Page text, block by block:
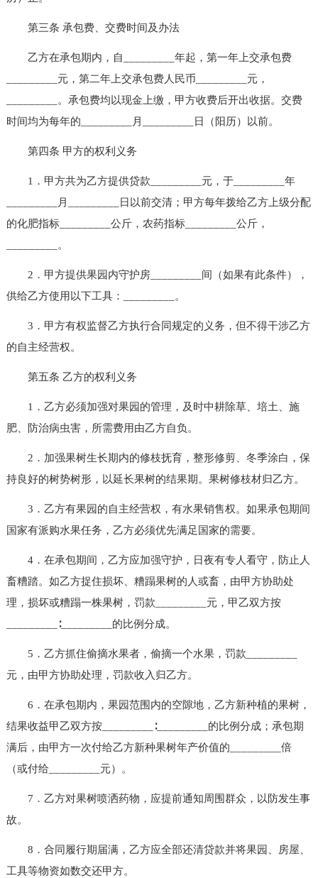
第三条 承包费、交费时间及办法
乙方在承包期内，自_________年起，第一年上交承包费
_________元，第二年上交承包费人民币_________元，
_________。承包费均以现金上缴，甲方收费后开出收据。交费
时间均为每年的_________月_________日（阳历）以前。
第四条 甲方的权利义务
1．甲方共为乙方提供贷款_________元，于_________年
_________月_________日以前交清；甲方每年拨给乙方上级分配
的化肥指标_________公斤，农药指标_________公斤，
_________。
2．甲方提供果园内守护房_________间（如果有此条件），
供给乙方使用以下工具：_________。
3．甲方有权监督乙方执行合同规定的义务，但不得干涉乙方
的自主经营权。
第五条 乙方的权利义务
1．乙方必须加强对果园的管理，及时中耕除草、培土、施
肥、防治病虫害，所需费用由乙方自负。
2．加强果树生长期内的修枝抚育，整形修剪、冬季涂白，保
持良好的树势树形，以延长果树的结果期。果树修枝材归乙方。
3．乙方有果园的自主经营权，有水果销售权。如果承包期间
国家有派购水果任务，乙方必须优先满足国家的需要。
4．在承包期间，乙方应加强守护，日夜有专人看守，防止人
畜糟踏。如乙方捉住损坏、糟蹋果树的人或畜，由甲方协助处
理，损坏或糟蹋一株果树，罚款_________元，甲乙双方按
_________∶_________的比例分成。
5．乙方抓住偷摘水果者，偷摘一个水果，罚款_________
元，由甲方协助处理，罚款收入归乙方。
6．在承包期内，果园范围内的空隙地，乙方新种植的果树，
结果收益甲乙双方按_________∶_________的比例分成；承包期
满后，由甲方一次付给乙方新种果树年产价值的_________倍
（或付给_________元）。
7．乙方对果树喷洒药物，应提前通知周围群众，以防发生事
故。
8．合同履行期届满，乙方应全部还清贷款并将果园、房屋、
工具等物资如数交还甲方。